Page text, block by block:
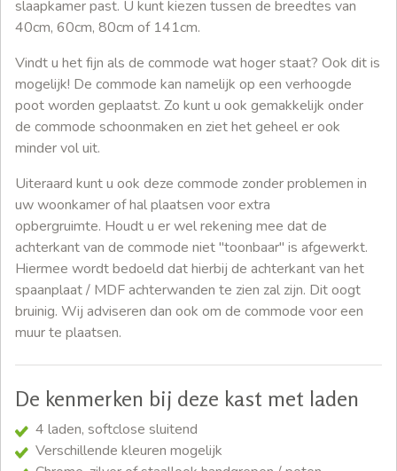
slaapkamer past. U kunt kiezen tussen de breedtes van
40cm, 60cm, 80cm of 141cm.
Vindt u het fijn als de commode wat hoger staat? Ook dit is
mogelijk! De commode kan namelijk op een verhoogde
poot worden geplaatst. Zo kunt u ook gemakkelijk onder
de commode schoonmaken en ziet het geheel er ook
minder vol uit.
Uiteraard kunt u ook deze commode zonder problemen in
uw woonkamer of hal plaatsen voor extra
opbergruimte. Houdt u er wel rekening mee dat de
achterkant van de commode niet "toonbaar" is afgewerkt.
Hiermee wordt bedoeld dat hierbij de achterkant van het
spaanplaat / MDF achterwanden te zien zal zijn. Dit oogt
bruinig. Wij adviseren dan ook om de commode voor een
muur te plaatsen.
De kenmerken bij deze kast met laden
4 laden, softclose sluitend
Verschillende kleuren mogelijk